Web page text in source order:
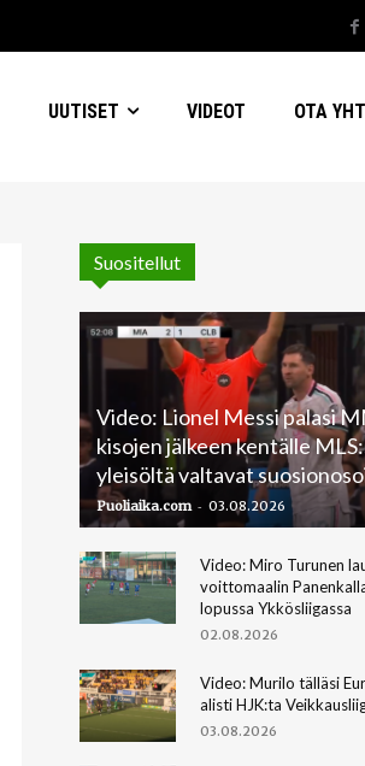
UUTISET VIDEOT OTA
Suositellut
Video: Lionel Messi palasi
kisojen jälkeen kentälle
yleisöltä valtavat
Puoliaika.com - 03.08.2026
Video: Miro Turunen
voittomaalin
lopussa Ykkösliigassa
02.08.2026
Video: Murilo tälläsi
alisti HJK:ta
03.08.2026